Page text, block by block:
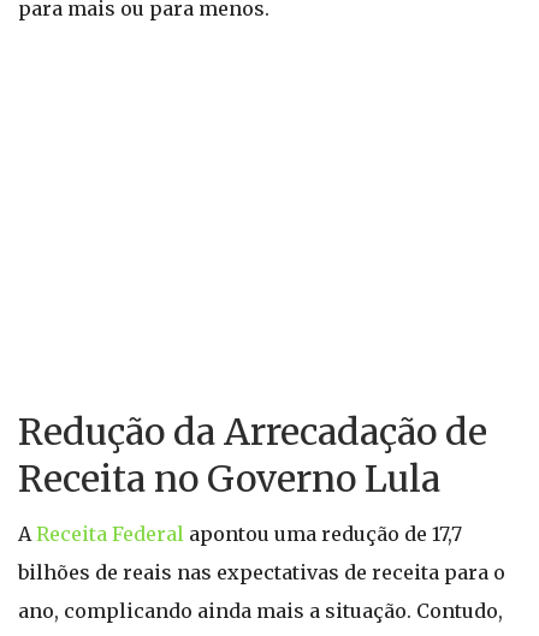
para mais ou para menos.
Redução da Arrecadação de
Receita no Governo Lula
AReceita Federal apontou uma redução de 17,7
bilhões de reais nas expectativas de receita para o
ano, complicando ainda mais a situação. Contudo,